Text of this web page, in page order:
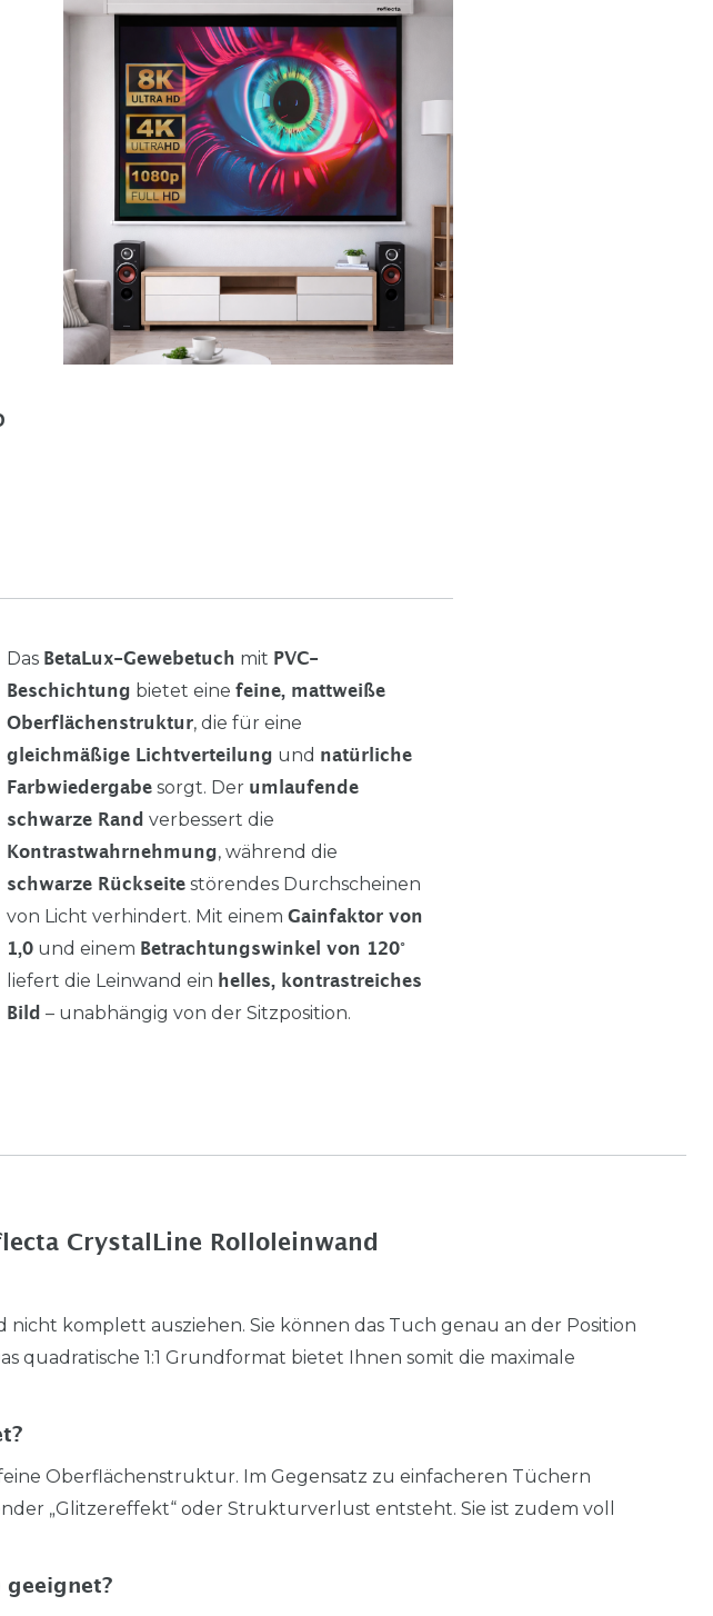
Das BetaLux-Gewebetuch mit PVC-
Beschichtung bietet eine feine, mattweiße
Oberflächenstruktur, die für eine
gleichmäßige Lichtverteilung und natürliche
Farbwiedergabe sorgt. Der umlaufende
schwarze Rand verbessert die
Kontrastwahrnehmung, während die
schwarze Rückseite störendes Durchscheinen
von Licht verhindert. Mit einem Gainfaktor von
1,0 und einem Betrachtungswinkel von 120°
liefert die Leinwand ein helles, kontrastreiches
Bild – unabhängig von der Sitzposition.
CrystalLine Rolloleinwand
nicht komplett ausziehen. Sie können das Tuch genau an der Position
quadratische 1:1 Grundformat bietet Ihnen somit die maximale
Oberflächenstruktur. Im Gegensatz zu einfacheren Tüchern
„Glitzereffekt“ oder Strukturverlust entsteht. Sie ist zudem voll
geeignet?